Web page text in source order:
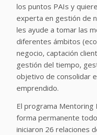
los puntos PAIs y
experta en gestión de
les ayude a tomar las
diferentes ámbitos
negocio, captación
gestión del tiempo,
objetivo de consolidar
emprendido.
El programa Mentoring
forma permanente
iniciaron 26 relaciones